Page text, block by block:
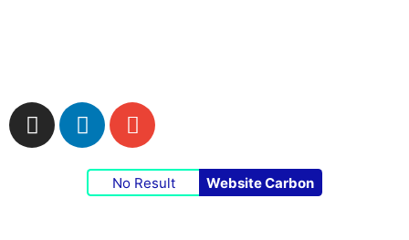
No Result Website Carbon